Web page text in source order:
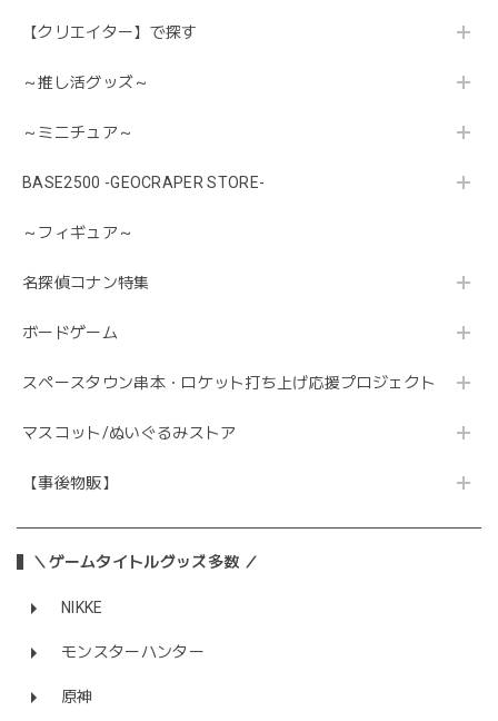
【クリエイター】で探す
～推し活グッズ～
～ミニチュア～
BASE2500 -GEOCRAPER STORE-
～フィギュア～
名探偵コナン特集
ボードゲーム
スペースタウン串本・ロケット打ち上げ応援プロジェクト
マスコット/ぬいぐるみストア
【事後物販】
＼ゲームタイトルグッズ多数 ／
NIKKE
モンスターハンター
原神